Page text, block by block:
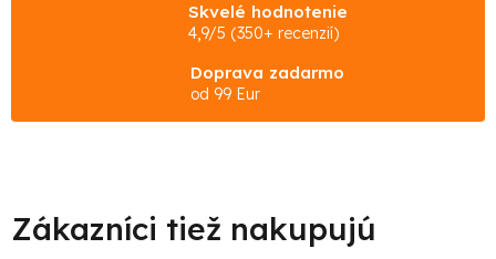
Skvelé hodnotenie
4,9/5 (350+ recenzií)
Doprava zadarmo
od 99 Eur